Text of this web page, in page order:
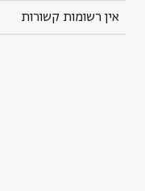
אין רשומות קשורות